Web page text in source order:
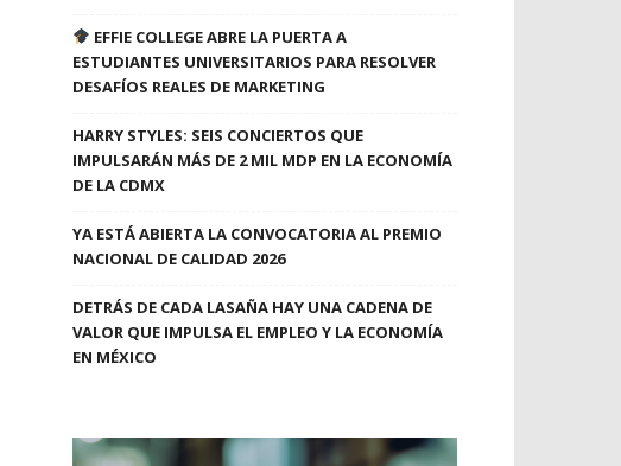
EFFIE COLLEGE ABRE LA PUERTA A
ESTUDIANTES UNIVERSITARIOS PARA RESOLVER
DESAFÍOS REALES DE MARKETING
HARRY STYLES: SEIS CONCIERTOS QUE
IMPULSARÁN MÁS DE 2 MIL MDP EN LA ECONOMÍA
DE LA CDMX
YA ESTÁ ABIERTA LA CONVOCATORIA AL PREMIO
NACIONAL DE CALIDAD 2026
DETRÁS DE CADA LASAÑA HAY UNA CADENA DE
VALOR QUE IMPULSA EL EMPLEO Y LA ECONOMÍA
EN MÉXICO